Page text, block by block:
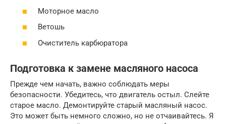
Моторное масло
Ветошь
Очиститель карбюратора
Подготовка к замене масляного насоса
Прежде чем начать, важно соблюдать меры
безопасности. Убедитесь, что двигатель остыл. Слейте
старое масло. Демонтируйте старый масляный насос.
Это может быть немного сложно, но не отчаивайтесь. Я